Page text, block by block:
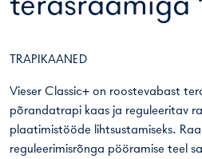
terasraamiga
TRAPIKAANED
Vieser Classic+ on roostevabast
põrandatrapi kaas ja reguleeritav
plaatimistööde lihtsustamiseks.
reguleerimisrõnga pööramise teel